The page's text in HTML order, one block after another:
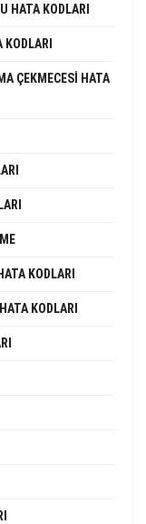
HATA KODLARI
KODLARI
ÇEKMECESI HATA
KODLARI
KODLARI